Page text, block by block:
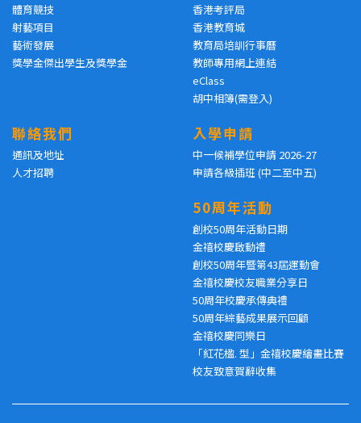
體育競技
射藝項目
藝術發展
獎學金傑出學生及獎學金
香港考評局
香港教育城
教育局培訓行事曆
教師專用網上連結
eClass
胡中相簿(需登入)
聯絡我們
通訊及地址
人才招聘
入學申請
中一候補學位申請 2026-27
申請各級插班 (中二至中五)
50周年活動
創校50周年活動日期
金禧校慶啟動禮
創校50周年暨第43屆運動會
金禧校慶校友職業分享日
50周年校慶承傳典禮
50周年綜藝成果展示回顧
金禧校慶同樂日
「紅花楹. 型」金禧校慶繪畫比賽
校友致意賀辭收集